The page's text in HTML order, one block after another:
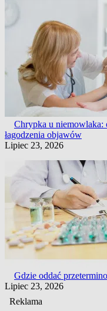
Chrypka u niemowlaka:
łagodzenia objawów
Lipiec 23, 2026
Gdzie oddać
Lipiec 23, 2026
Reklama